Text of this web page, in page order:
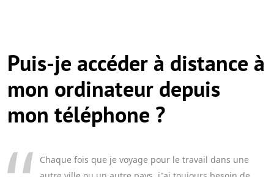
Puis-je accéder à distance à
mon ordinateur depuis
mon téléphone ?
Chaque fois que je voyage pour le travail dans une